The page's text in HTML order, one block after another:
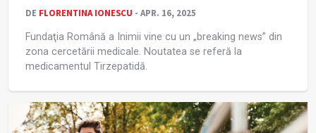
DE FLORENTINA IONESCU - APR. 16, 2025
Fundaţia Română a Inimii vine cu un „breaking news” din
zona cercetării medicale. Noutatea se referă la
medicamentul Tirzepatidă.